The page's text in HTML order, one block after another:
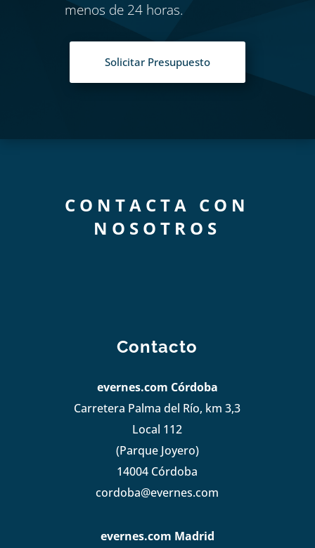
menos de 24 horas.
Solicitar Presupuesto
CONTACTA CON
NOSOTROS
Contacto
evernes.com Córdoba
Carretera Palma del Río, km 3,3
Local 112
(Parque Joyero)
14004 Córdoba
cordoba@evernes.com
evernes.com Madrid